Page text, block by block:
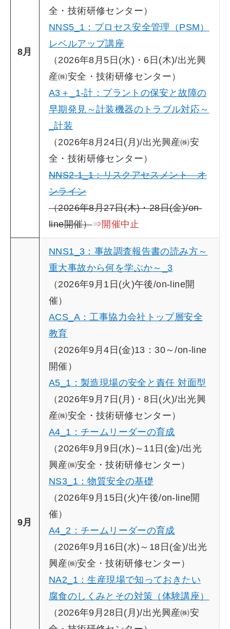
8月
全・技術研修センター）
NNS5_1：プロセス安全管理（PSM）
レベルアップ講座
（2026年8月5日(水)・6日(木)/出光興
産㈱安全・技術研修センター）
A3＋_1-計：プラントの保安と故障の
早期発見～計装機器のトラブル対応～
_計装
（2026年8月24日(月)/出光興産㈱安
全・技術研修センター）
NNS2-1_1：リスクアセスメント オ
ンライン
（2026年8月27日(木)・28日(金)/on-
line開催）⇒開催中止
9月
NNS1_3：事故調査報告書の読み方～
重大事故から何を学ぶか～_3
（2026年9月1日(火)午後/on-line開
催）
ACS_A：工事協力会社トップ層安全
教育
（2026年9月4日(金)13：30～/on-line
開催）
A5_1：製造現場の安全と責任 対面型
（2026年9月7日(月)・8日(火)/出光興
産㈱安全・技術研修センター）
A4_1：チームリーダーの育成
（2026年9月9日(水)～11日(金)/出光
興産㈱安全・技術研修センター）
NS3_1：物質安全の基礎
（2026年9月15日(火)午後/on-line開
催）
A4_2：チームリーダーの育成
（2026年9月16日(水)～18日(金)/出光
興産㈱安全・技術研修センター）
NA2_1：生産現場で知っておきたい
腐食のしくみとその対策（体験講座）
（2026年9月28日(月)/出光興産㈱安